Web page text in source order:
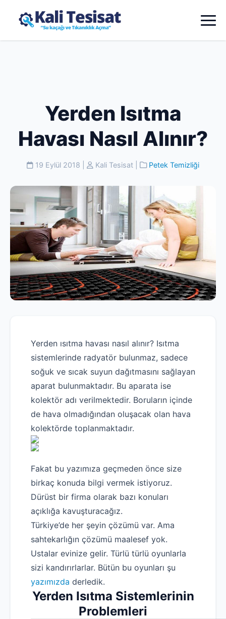
Yerden Isıtma
Havası Nasıl Alınır?
19 Eylül 2018 Kali Tesisat Petek Temizliği
Yerden ısıtma havası nasıl alınır? Isıtma
sistemlerinde radyatör bulunmaz, sadece
soğuk ve sıcak suyun dağıtmasını sağlayan
aparat bulunmaktadır. Bu aparata ise
kolektör adı verilmektedir. Boruların içinde
de hava olmadığından oluşacak olan hava
kolektörde toplanmaktadır.
Fakat bu yazımıza geçmeden önce size
birkaç konuda bilgi vermek istiyoruz.
Dürüst bir firma olarak bazı konuları
açıklığa kavuşturacağız.
Türkiye’de her şeyin çözümü var. Ama
sahtekarlığın çözümü maalesef yok.
Ustalar evinize gelir. Türlü türlü oyunlarla
sizi kandırırlarlar. Bütün bu oyunları şu
yazımızda derledik.
Yerden Isıtma Sistemlerinin
Problemleri